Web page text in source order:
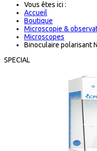
Vous êtes ici :
Accueil
Boutique
Microscopie &
Microscopes
Binoculaire polarisant
SPECIAL